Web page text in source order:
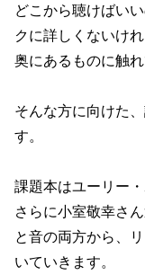
どこから聴けばい
クに詳しくないけ
奥にあるものに触れ
そんな方に向けた
す。
課題本はユーリー
さらに小室敬幸さ
と音の両方から、
いていきます。